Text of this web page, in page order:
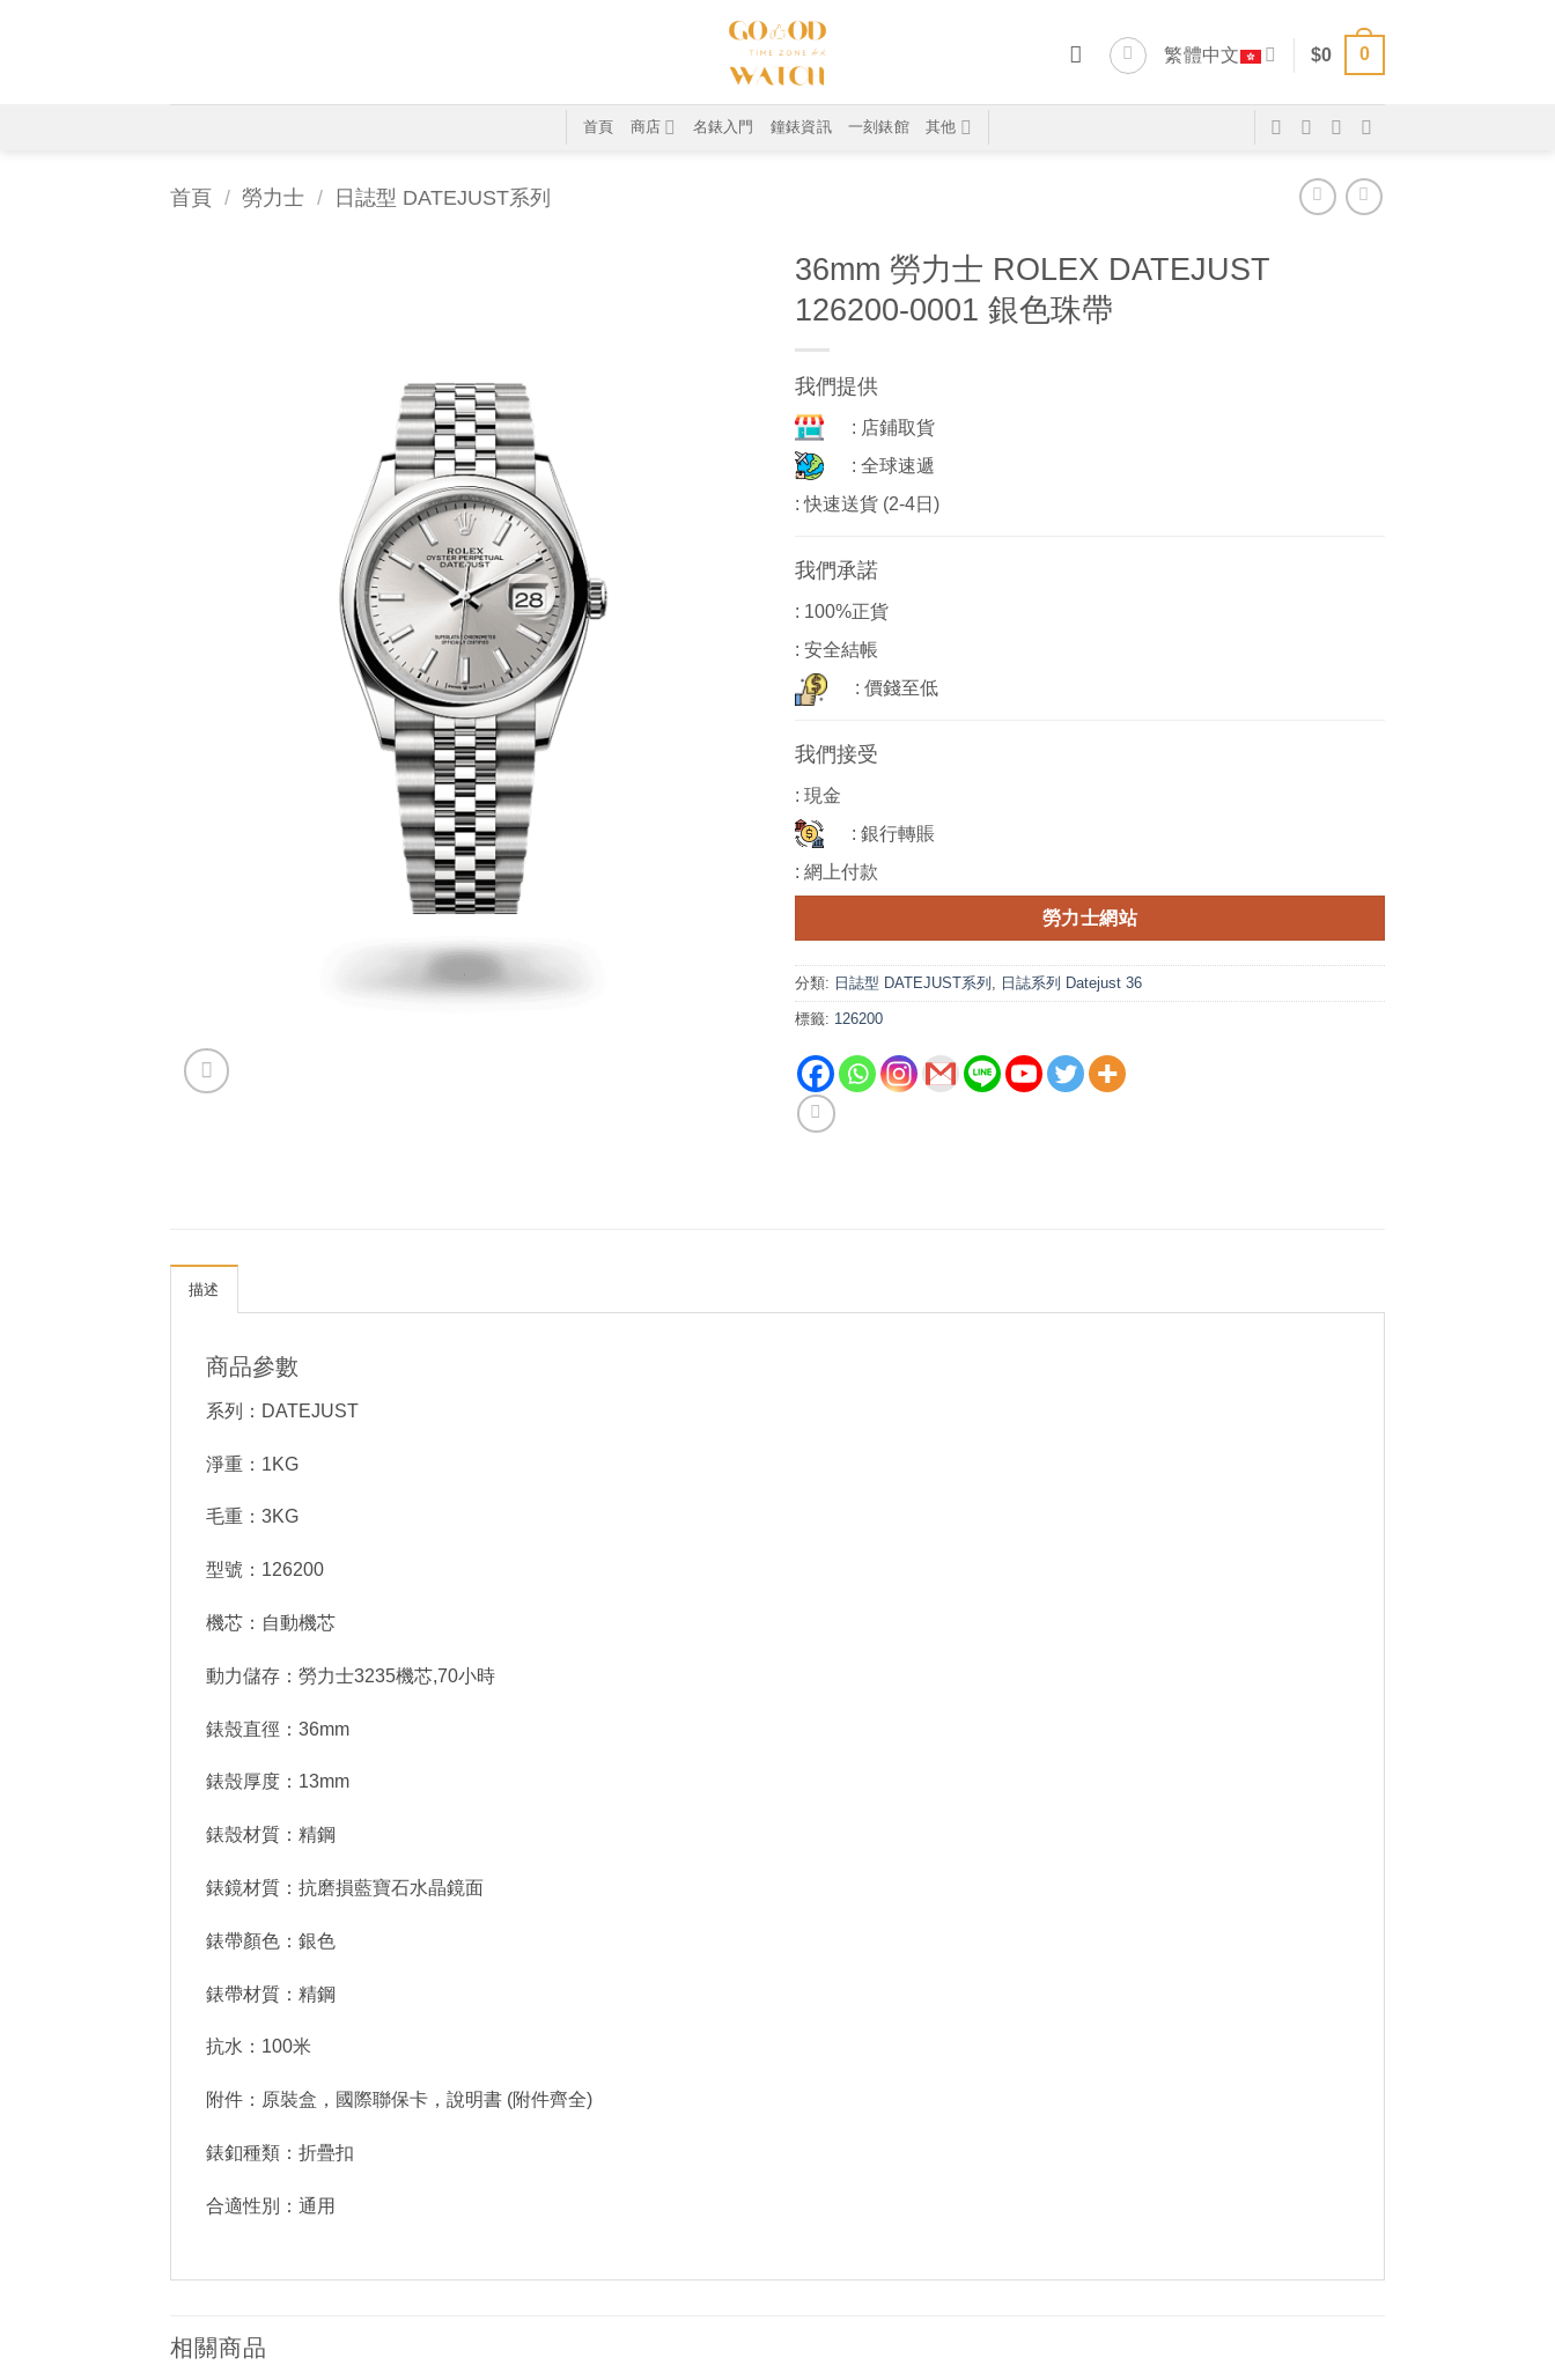
繁體中文 $0 0
首頁 商店 名錶入門 鐘錶資訊 一刻錶館 其他
首頁 / 勞力士 / 日誌型 DATEJUST系列
36mm 勞力士 ROLEX DATEJUST
126200-0001 銀色珠帶
我們提供
: 店鋪取貨
: 全球速遞
: 快速送貨 (2-4日)
我們承諾
: 100%正貨
: 安全結帳
: 價錢至低
我們接受
: 現金
: 銀行轉賬
: 網上付款
勞力士網站
分類: 日誌型 DATEJUST系列 日誌系列 Datejust 36
標籤: 126200
描述
商品參數
系列：DATEJUST
淨重：1KG
毛重：3KG
型號：126200
機芯：自動機芯
動力儲存：勞力士3235機芯,70小時
錶殼直徑：36mm
錶殼厚度：13mm
錶殼材質：精鋼
錶鏡材質：抗磨損藍寶石水晶鏡面
錶帶顏色：銀色
錶帶材質：精鋼
抗水：100米
附件：原裝盒，國際聯保卡，說明書 (附件齊全)
錶釦種類：折疊扣
合適性別：通用
相關商品